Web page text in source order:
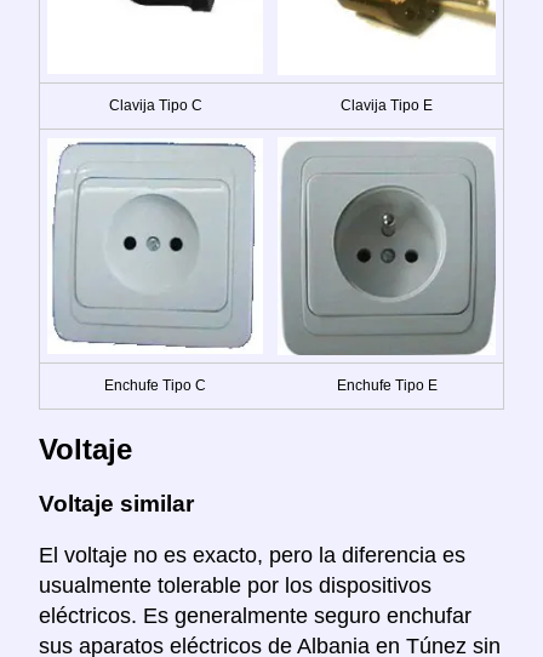
Clavija Tipo C Clavija Tipo E
Enchufe Tipo C Enchufe Tipo E
Voltaje
Voltaje similar
El voltaje no es exacto, pero la diferencia es
usualmente tolerable por los dispositivos
eléctricos. Es generalmente seguro enchufar
sus aparatos eléctricos de Albania en Túnez sin